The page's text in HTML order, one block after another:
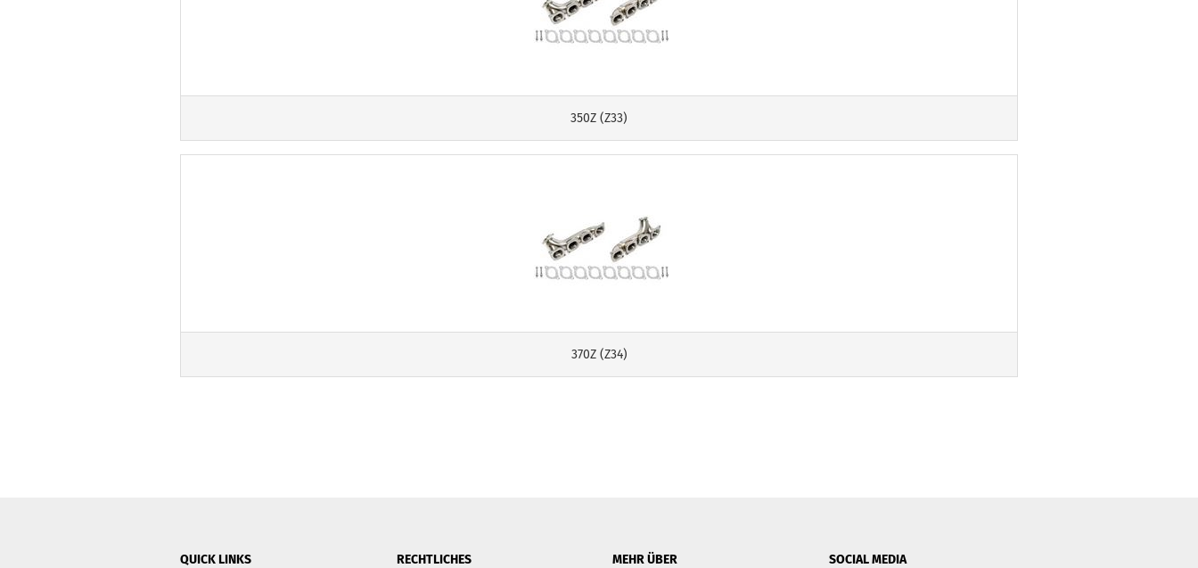
350Z (Z33)
370Z (Z34)
QUICK LINKS
RECHTLICHES
MEHR ÜBER
SOCIAL MEDIA